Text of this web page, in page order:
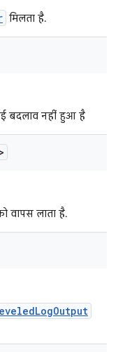
मिलता है.
बदलाव नहीं हुआ है
>
वापस लाता है.